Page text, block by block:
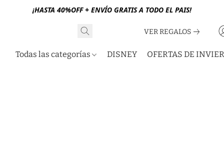
¡HASTA 40%OFF + ENVÍO GRATIS A TODO EL PAIS!
VER REGALOS
Todas las categorías DISNEY OFERTAS DE